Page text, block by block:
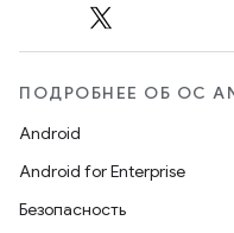
ПОДРОБНЕЕ ОБ ОС
Android
Android for Enterprise
Безопасность